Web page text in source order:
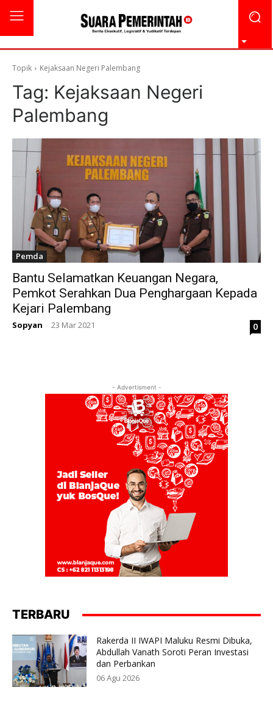
Topik Kejaksaan Negeri Palembang
Tag: Kejaksaan Negeri
Palembang
Pemda
Bantu Selamatkan Keuangan Negara,
Pemkot Serahkan Dua Penghargaan Kepada
Kejari Palembang
Sopyan - 23 Mar 2021 0
- Advertisment -
TERBARU
Rakerda II IWAPI Maluku Resmi Dibuka,
Abdullah Vanath Soroti Peran Investasi
dan Perbankan
06 Agu 2026